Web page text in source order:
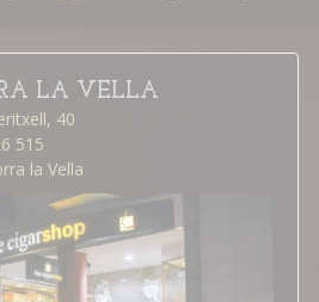
LA VELLA
40
515
la Vella